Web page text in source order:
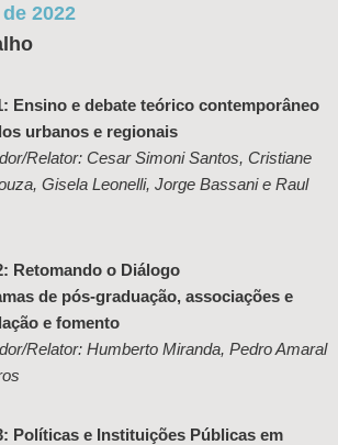
2022
Ensino e debate teórico contemporâneo
urbanos e regionais
Relator: Cesar Simoni Santos, Cristiane
Gisela Leonelli, Jorge Bassani e Raul
Retomando o Diálogo
de pós-graduação, associações e
e fomento
Relator: Humberto Miranda, Pedro Amaral
Políticas e Instituições Públicas em